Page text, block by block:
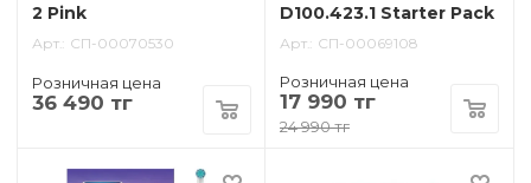
2 Pink
Арт. СП-00070530
Розничная цена
36 490 тг
D100.423.1 Starter Pack
Арт. СП-00069108
Розничная цена
17 990 тг
24 990 тг